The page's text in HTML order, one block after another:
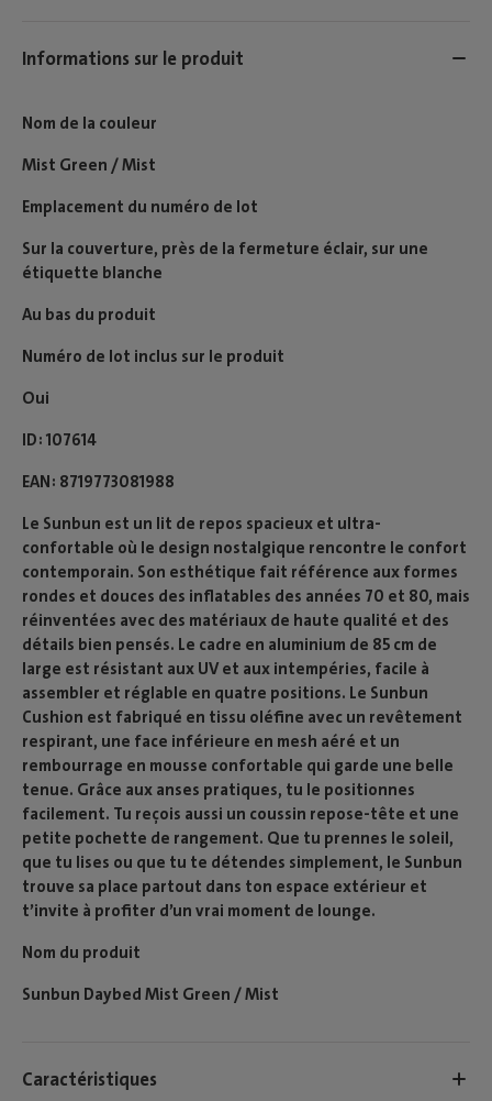
Informations sur le produit
Nom de la couleur
Mist Green / Mist
Emplacement du numéro de lot
Sur la couverture, près de la fermeture éclair, sur une
étiquette blanche
Au bas du produit
Numéro de lot inclus sur le produit
Oui
ID 107614
EAN 8719773081988
Le Sunbun est un lit de repos spacieux et ultra-
confortable où le design nostalgique rencontre le confort
contemporain. Son esthétique fait référence aux formes
rondes et douces des inflatables des années 70 et 80, mais
réinventées avec des matériaux de haute qualité et des
détails bien pensés. Le cadre en aluminium de 85 cm de
large est résistant aux UV et aux intempéries, facile à
assembler et réglable en quatre positions. Le Sunbun
Cushion est fabriqué en tissu oléfine avec un revêtement
respirant, une face inférieure en mesh aéré et un
rembourrage en mousse confortable qui garde une belle
tenue. Grâce aux anses pratiques, tu le positionnes
facilement. Tu reçois aussi un coussin repose-tête et une
petite pochette de rangement. Que tu prennes le soleil,
que tu lises ou que tu te détendes simplement, le Sunbun
trouve sa place partout dans ton espace extérieur et
t’invite à profiter d’un vrai moment de lounge.
Nom du produit
Sunbun Daybed Mist Green / Mist
Caractéristiques